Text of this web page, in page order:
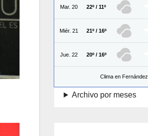
Mar. 20 22º / 11º
Miér. 21 21º / 16º
Jue. 22 20º / 16º
Clima en Fernández
Archivo por meses